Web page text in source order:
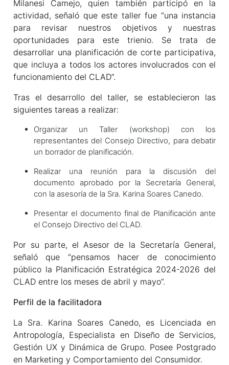
Milanesi Camejo, quien también participó en la
actividad, señaló que este taller fue “una instancia
para revisar nuestros objetivos y nuestras
oportunidades para este trienio. Se trata de
desarrollar una planificación de corte participativa,
que incluya a todos los actores involucrados con el
funcionamiento del CLAD”.
Tras el desarrollo del taller, se establecieron las
siguientes tareas a realizar:
Organizar un Taller (workshop) con los
representantes del Consejo Directivo, para debatir
un borrador de planificación.
Realizar una reunión para la discusión del
documento aprobado por la Secretaría General,
con la asesoría de la Sra. Karina Soares Canedo.
Presentar el documento final de Planificación ante
el Consejo Directivo del CLAD.
Por su parte, el Asesor de la Secretaría General,
señaló que “pensamos hacer de conocimiento
público la Planificación Estratégica 2024-2026 del
CLAD entre los meses de abril y mayo”.
Perfil de la facilitadora
La Sra. Karina Soares Canedo, es Licenciada en
Antropología, Especialista en Diseño de Servicios,
Gestión UX y Dinámica de Grupo. Posee Postgrado
en Marketing y Comportamiento del Consumidor.